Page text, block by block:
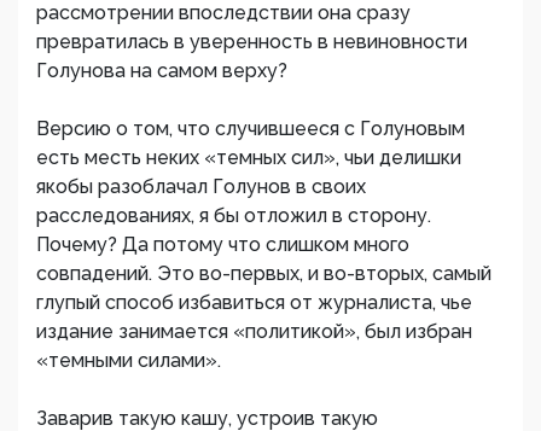
рассмотрении впоследствии она сразу
превратилась в уверенность в невиновности
Голунова на самом верху?
Версию о том, что случившееся с Голуновым
есть месть неких «темных сил», чьи делишки
якобы разоблачал Голунов в своих
расследованиях, я бы отложил в сторону.
Почему? Да потому что слишком много
совпадений. Это во-первых, и во-вторых, самый
глупый способ избавиться от журналиста, чье
издание занимается «политикой», был избран
«темными силами».
Заварив такую кашу, устроив такую